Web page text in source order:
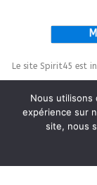
Le site Spirit45 est
Nous utilisons
expérience sur
site, nous